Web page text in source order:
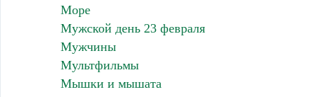
Море
Мужской день 23 февраля
Мужчины
Мультфильмы
Мышки и мышата